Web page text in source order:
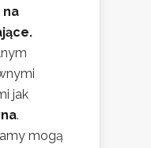
na
jak
.
mogą